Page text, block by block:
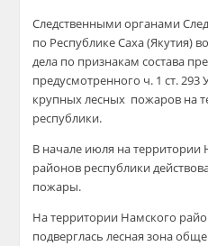
Следственными органами
по Республике Саха (Якутия)
дела по признакам состава
предусмотренного ч. 1 ст.
крупных лесных пожаров на
республики.
В начале июля на территории
районов республики
пожары.
На территории Намского
подверглась лесная зона